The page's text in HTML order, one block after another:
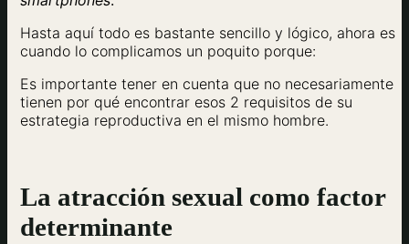
Hasta aquí todo es bastante sencillo y lógico, ahora es
cuando lo complicamos un poquito porque:
Es importante tener en cuenta que no necesariamente
tienen por qué encontrar esos 2 requisitos de su
estrategia reproductiva en el mismo hombre.
La atracción sexual como factor
determinante